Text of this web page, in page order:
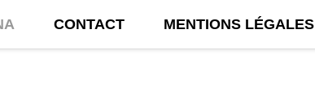
CONTACT MENTIONS LÉGALES